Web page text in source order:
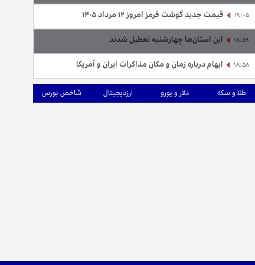
19:05 قیمت جدید گوشت قرمز امروز ۱۲ مرداد ۱۴۰۵
18:59 این استان‌ها چهارشنبه تعطیل شدند
18:58 ابهام درباره زمان و مکان مذاکرات ایران و آمریکا
طلا و سکه دلار و یورو ارزدیجیتال شاخص بورس